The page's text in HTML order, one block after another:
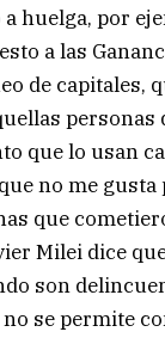
huelga, por
a las
de capitales,
personas
que lo usan
no me gusta
que
Milei dice
son
no se permite